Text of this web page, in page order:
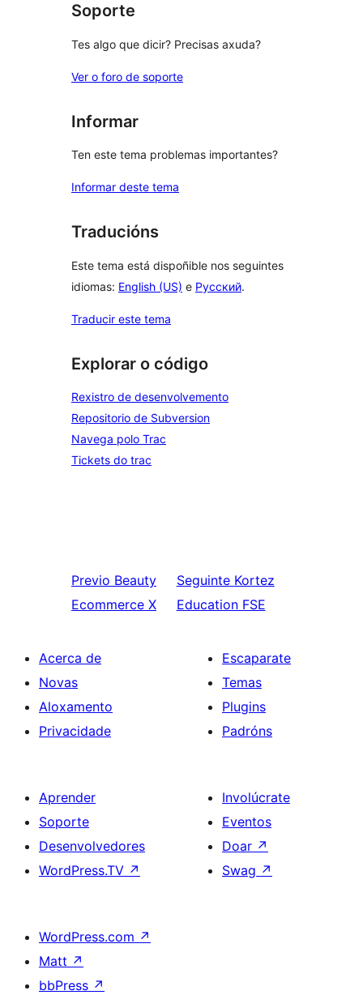
Soporte
Tes algo que dicir? Precisas axuda?
Ver o foro de soporte
Informar
Ten este tema problemas importantes?
Informar deste tema
Traducións
Este tema está dispoñible nos seguintes
idiomas: English (US) e Русский.
Traducir este tema
Explorar o código
Rexistro de desenvolvemento
Repositorio de Subversion
Navega polo Trac
Tickets do trac
Previo Beauty
Ecommerce X
Seguinte Kortez
Education FSE
Acerca de
Novas
Aloxamento
Privacidade
Escaparate
Temas
Plugins
Padróns
Aprender
Soporte
Desenvolvedores
WordPress.TV ↗
Involúcrate
Eventos
Doar ↗
Swag ↗
WordPress.com ↗
Matt ↗
bbPress ↗